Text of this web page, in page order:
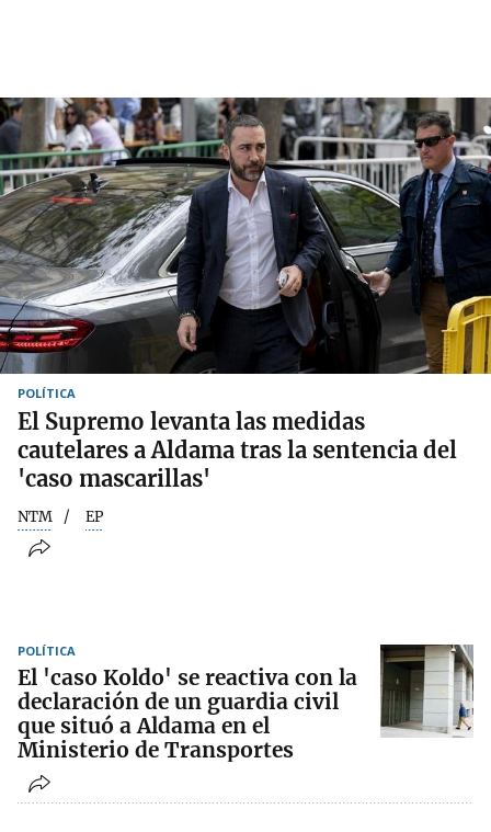
POLÍTICA
El Supremo levanta las medidas
cautelares a Aldama tras la sentencia del
'caso mascarillas'
NTM EP
POLÍTICA
El 'caso Koldo' se reactiva con la
declaración de un guardia civil
que situó a Aldama en el
Ministerio de Transportes